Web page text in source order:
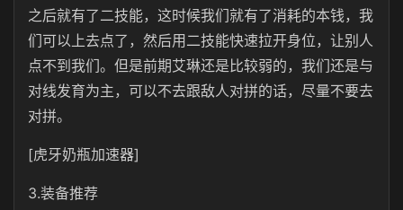
之后就有了二技能，这时候我们就有了消耗的本钱，我
们可以上去点了，然后用二技能快速拉开身位，让别人
点不到我们。但是前期艾琳还是比较弱的，我们还是与
对线发育为主，可以不去跟敌人对拼的话，尽量不要去
对拼。
[虎牙奶瓶加速器]
3.装备推荐